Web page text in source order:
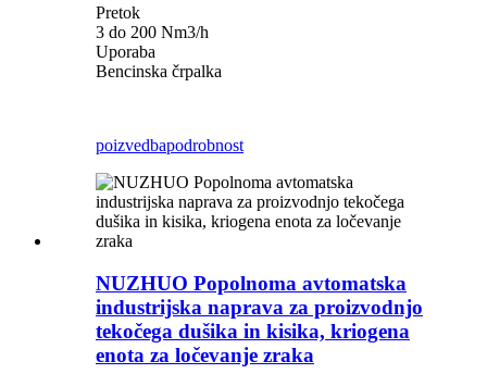
Pretok
3 do 200 Nm3/h
Uporaba
Bencinska črpalka
poizvedbapodrobnost
NUZHUO Popolnoma avtomatska
industrijska naprava za proizvodnjo
tekočega dušika in kisika, kriogena
enota za ločevanje zraka